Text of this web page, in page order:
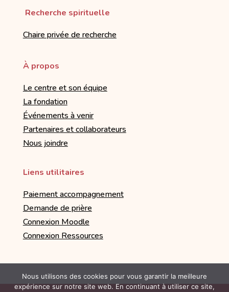
Recherche spirituelle
Chaire privée de recherche
À propos
Le centre et son équipe
La fondation
Événements à venir
Partenaires et collaborateurs
Nous joindre
Liens utilitaires
Paiement accompagnement
Demande de prière
Connexion Moodle
Connexion Ressources
Nous utilisons des cookies pour vous garantir la meilleure
expérience sur notre site web. En continuant à utiliser ce site,